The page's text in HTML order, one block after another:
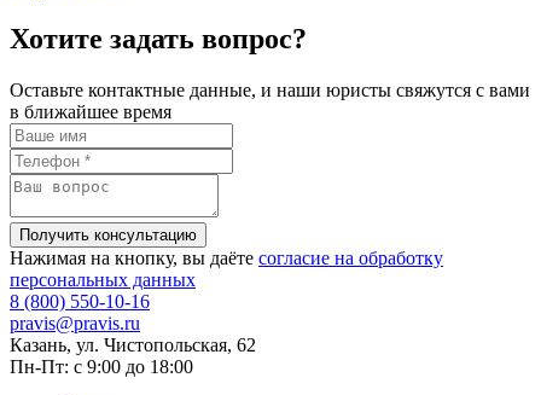
Хотите задать вопрос?
Оставьте контактные данные, и наши юристы свяжутся с вами
в ближайшее время
Нажимая на кнопку, вы даёте согласие на обработку
персональных данных
8 (800) 550-10-16
pravis@pravis.ru
Казань, ул. Чистопольская, 62
Пн-Пт: с 9:00 до 18:00